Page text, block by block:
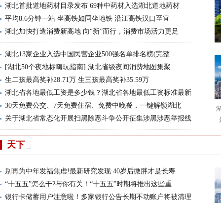
湖北首批道地药材目录发布 69种中药材入选湖北道地药材
平均8.6分钟一站 坐高铁如同坐地铁 沿江高铁汉口至宜
湖北加快打造消费新高地 向“新”而行，消费市场活力更足
湖北13家企业入选中国民营企业500强名单排名榜(完整
[湖北50个夜地标嗨玩指南] 湖北省级夜间消费地图集聚
生二孩最高奖补28.71万 生三孩最高奖补35.59万
湖北省各地最低工资是多少钱？湖北省各地最低工资标准最新
30天免费公交、7天免费住宿、免费中晚餐，一键解锁湖北
关于湖北省常态化开展扫黑除恶斗争公开征集涉黑涉恶举报线
天下
别再为中年发福焦虑!最新研究发现:40岁后微胖才是长寿
“十五五”怎么干?与你有关！“十五五”时期将推出这些重
银行卡储蓄用户注意啦！多家银行公告长期不动账户将被清理